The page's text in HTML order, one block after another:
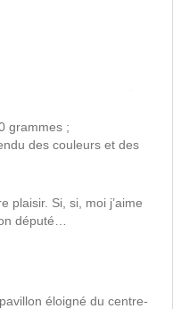
grammes ;
des couleurs et des
plaisir. Si, si, moi j’aime
député…
éloigné du centre-